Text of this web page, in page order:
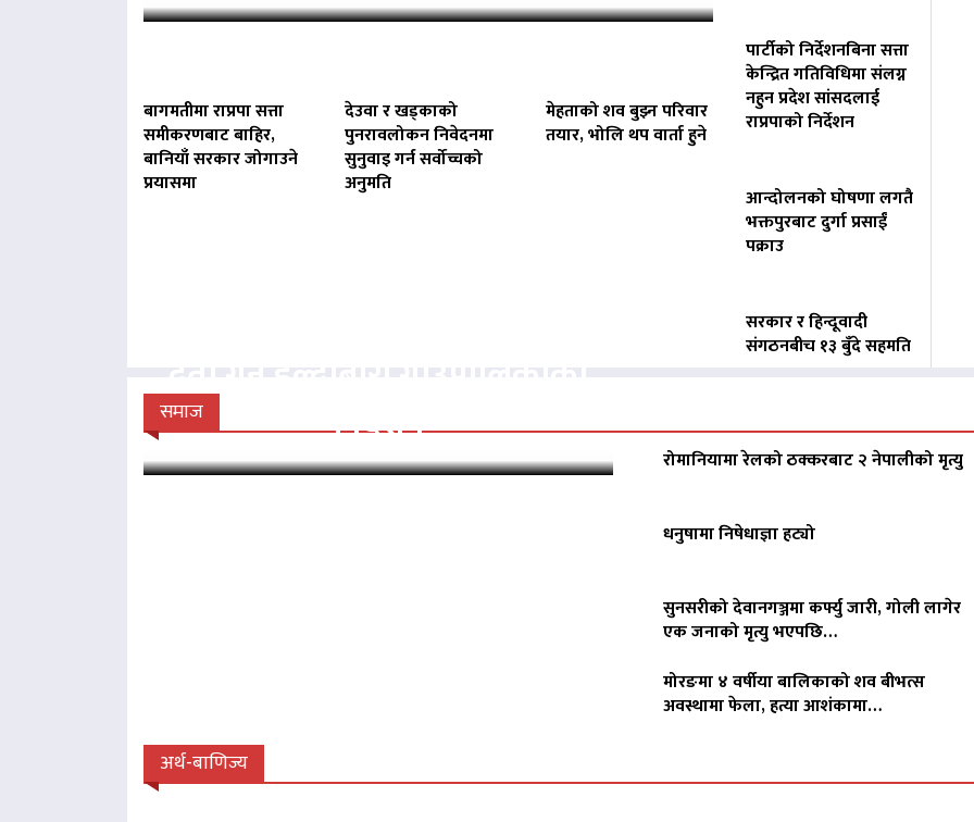
बागमतीमा राप्रपा सत्ता
समीकरणबाट बाहिर,
बानियाँ सरकार जोगाउने
प्रयासमा
देउवा र खड्काको
पुनरावलोकन निवेदनमा
सुनुवाइ गर्न सर्वोच्चको
अनुमति
मेहताको शव बुझ्न परिवार
तयार, भोलि थप वार्ता हुने
पार्टीको निर्देशनबिना सत्ता
केन्द्रित गतिविधिमा संलग्न
नहुन प्रदेश सांसदलाई
राप्रपाको निर्देशन
आन्दोलनको घोषणा लगतै
भक्तपुरबाट दुर्गा प्रसाईं
पक्राउ
सरकार र हिन्दूवादी
संगठनबीच १३ बुँदे सहमति
समाज
निर्देशन
रोमानियामा रेलको ठक्करबाट २ नेपालीको मृत्यु
धनुषामा निषेधाज्ञा हट्यो
सुनसरीको देवानगञ्जमा कर्फ्यु जारी, गोली लागेर
एक जनाको मृत्यु भएपछि…
मोरङमा ४ वर्षीया बालिकाको शव बीभत्स
अवस्थामा फेला, हत्या आशंकामा…
अर्थ-बाणिज्य